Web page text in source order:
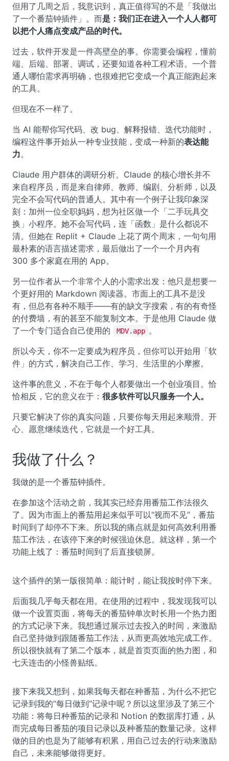
但用了几周之后，我意识到，真正值得写的不是「我做出
了一个番茄钟插件」。而是：我们正在进入一个人人都可
以把个人痛点变成产品的时代。
过去，软件开发是一件高壁垒的事。你需要会编程，懂前
端、后端、部署、调试，还要知道各种工程术语。一个普
通人哪怕需求再明确，也很难把它变成一个真正能跑起来
的工具。
但现在不一样了。
当 AI 能帮你写代码、改 bug、解释报错、迭代功能时，
编程这件事开始从一种专业技能，变成一种新的表达能
力。
Claude 用户群体的调研分析。Claude 的核心增长并不
来自程序员，而是来自律师、教师、编剧、分析师，以及
完全不会写代码的普通人。其中有一个例子让我印象深
刻：加州一位全职妈妈，想为社区做一个「二手玩具交
换」小程序。她不会写代码，连「函数」是什么都说不
清。但她在 Replit + Claude 上花了两个周末，一句句用
最朴素的语言描述需求，最后做出了一个一个月内有
300 多个家庭在用的 App。
另一位作者从一个非常个人的小需求出发：他只是想要一
个更好用的 Markdown 阅读器。市面上的工具不是没
有，但总有各种不顺手——有的缺文字搜索，有的有奇怪
的付费墙，有的甚至不能复制文本。于是他用 Claude 做
了一个专门适合自己使用的
MDV.app 。
所以今天，你不一定要成为程序员，但你可以开始用「软
件」的方式，解决自己工作、学习、生活里的小摩擦。
这件事的意义，不在于每个人都要做出一个创业项目。恰
恰相反，它的意义在于： 很多软件可以只服务一个人。
只要它解决了你的真实问题，只要你每天用起来顺滑、开
心、愿意继续迭代，它就是一个好工具。
我做了什么？
我做的是一个番茄钟插件。
在参加这个活动之前，我其实已经弃用番茄工作法很久
了。因为市面上的番茄用起来似乎可以“视而不见”，番茄
时间到了却停不下来。所以我的痛点就是如何高效利用番
茄工作法，在该停下来的时候强迫休息。就这样，第一个
功能上线了：番茄时间到了后直接锁屏。
这个插件的第一版很简单：能计时，能让我按时停下来。
后面我几乎每天都在用。在使用的过程中，我发现我可以
做一个设置页面，将每天的番茄钟单次时长用一个热力图
的方式记录下来。我想通过展示过去投入的时间，来激励
自己坚持做到跟随番茄工作法，从而更高效地完成工作。
所以很快就有了第二个版本，就是首页页面的热力图，和
七天连击的小怪兽贴纸。
接下来我又想到，如果我每天都在种番茄，为什么不把它
记录到我的“每日做到”记录中呢？所以这里涉及了第三个
功能：将每日种番茄的记录和 Notion 的数据库打通，从
而完成每日番茄的项目记录以及种番茄的数量记录。这样
做的目的也是为了能够有积累，用自己过去的行动来激励
自己，未来能够做得更好。